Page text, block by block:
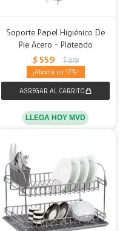
Soporte Papel Higiénico De
Pie Acero - Plateado
$ 559 $ 679
17
LLEGA HOY MVD